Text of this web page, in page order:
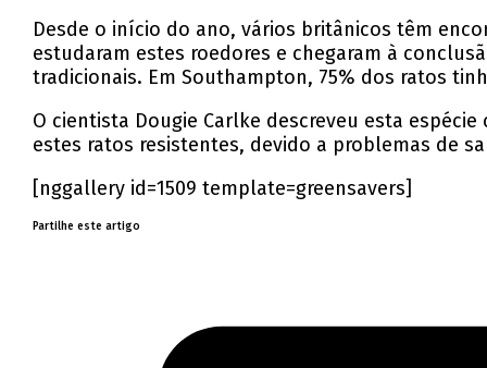
Desde o início do ano, vários britânicos têm
estudaram estes roedores e chegaram à
tradicionais. Em Southampton, 75% dos ratos
O cientista Dougie Carlke descreveu esta
estes ratos resistentes, devido a problemas de
[nggallery id=1509 template=greensavers]
Partilhe este artigo